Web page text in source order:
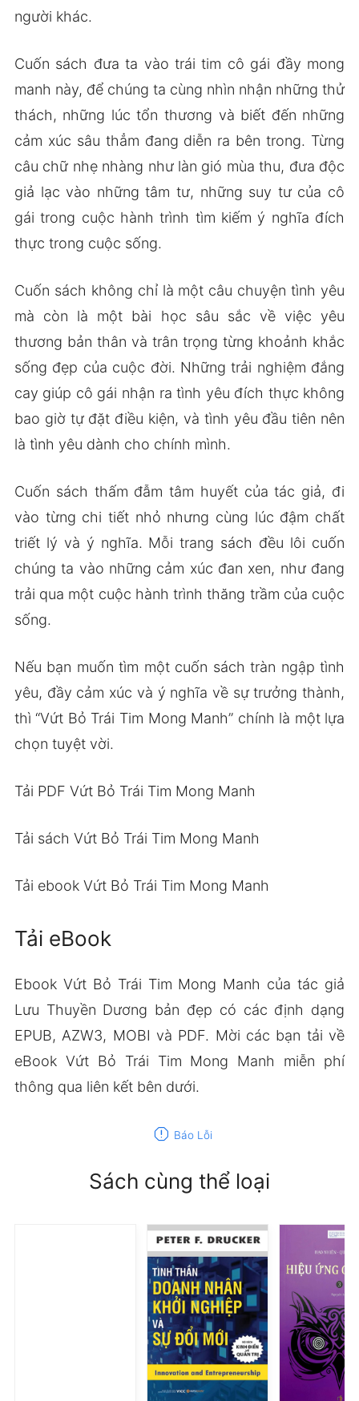
người khác.
Cuốn sách đưa ta vào trái tim cô gái đầy mong
manh này, để chúng ta cùng nhìn nhận những thử
thách, những lúc tổn thương và biết đến những
cảm xúc sâu thẳm đang diễn ra bên trong. Từng
câu chữ nhẹ nhàng như làn gió mùa thu, đưa độc
giả lạc vào những tâm tư, những suy tư của cô
gái trong cuộc hành trình tìm kiếm ý nghĩa đích
thực trong cuộc sống.
Cuốn sách không chỉ là một câu chuyện tình yêu
mà còn là một bài học sâu sắc về việc yêu
thương bản thân và trân trọng từng khoảnh khắc
sống đẹp của cuộc đời. Những trải nghiệm đắng
cay giúp cô gái nhận ra tình yêu đích thực không
bao giờ tự đặt điều kiện, và tình yêu đầu tiên nên
là tình yêu dành cho chính mình.
Cuốn sách thấm đẫm tâm huyết của tác giả, đi
vào từng chi tiết nhỏ nhưng cùng lúc đậm chất
triết lý và ý nghĩa. Mỗi trang sách đều lôi cuốn
chúng ta vào những cảm xúc đan xen, như đang
trải qua một cuộc hành trình thăng trầm của cuộc
sống.
Nếu bạn muốn tìm một cuốn sách tràn ngập tình
yêu, đầy cảm xúc và ý nghĩa về sự trưởng thành,
thì “Vứt Bỏ Trái Tim Mong Manh” chính là một lựa
chọn tuyệt vời.
Tải PDF Vứt Bỏ Trái Tim Mong Manh
Tải sách Vứt Bỏ Trái Tim Mong Manh
Tải ebook Vứt Bỏ Trái Tim Mong Manh
Tải eBook
Ebook Vứt Bỏ Trái Tim Mong Manh của tác giả
Lưu Thuyền Dương bản đẹp có các định dạng
EPUB, AZW3, MOBI và PDF. Mời các bạn tải về
eBook Vứt Bỏ Trái Tim Mong Manh miễn phí
thông qua liên kết bên dưới.
report Báo Lỗi
Sách cùng thể loại